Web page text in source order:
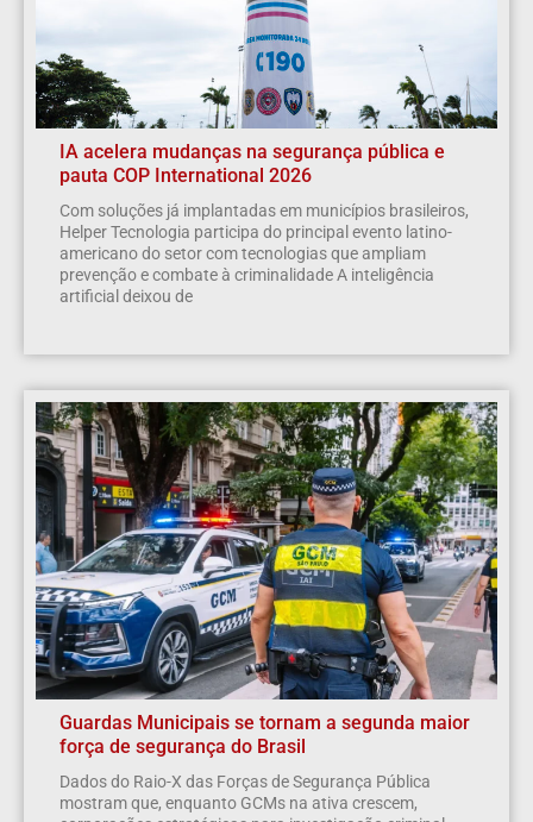
IA acelera mudanças na segurança pública e
pauta COP International 2026
Com soluções já implantadas em municípios brasileiros,
Helper Tecnologia participa do principal evento latino-
americano do setor com tecnologias que ampliam
prevenção e combate à criminalidade A inteligência
artificial deixou de
Guardas Municipais se tornam a segunda maior
força de segurança do Brasil
Dados do Raio-X das Forças de Segurança Pública
mostram que, enquanto GCMs na ativa crescem,